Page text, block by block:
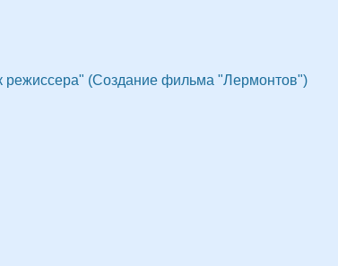
режиссера" (Создание фильма "Лермонтов")